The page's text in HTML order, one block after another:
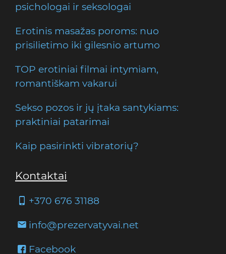
psichologai ir seksologai
Erotinis masažas poroms: nuo
prisilietimo iki gilesnio artumo
TOP erotiniai filmai intymiam,
romantiškam vakarui
Sekso pozos ir jų įtaka santykiams:
praktiniai patarimai
Kaip pasirinkti vibratorių?
Kontaktai
+370 676 31188
info@prezervatyvai.net
Facebook